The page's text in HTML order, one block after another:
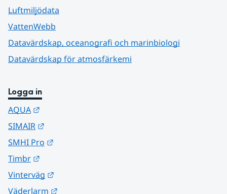
Luftmiljödata
VattenWebb
Datavärdskap, oceanografi och marinbiologi
Datavärdskap för atmosfärkemi
Logga in
AQUA
SIMAIR
SMHI Pro
Timbr
Vinterväg
Väderlarm